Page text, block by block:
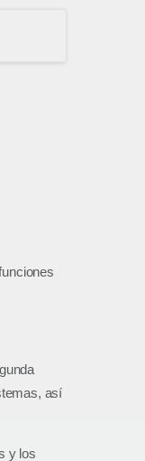
así
y los